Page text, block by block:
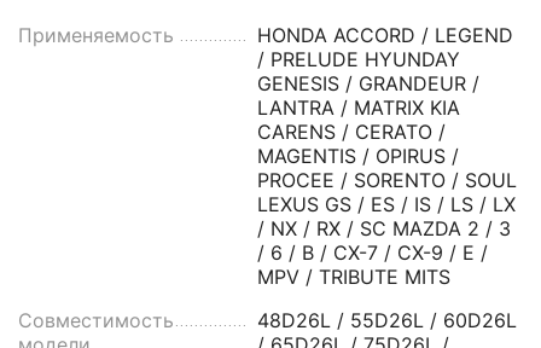
Применяемость
HONDA ACCORD / LEGEND
/ PRELUDE HYUNDAY
GENESIS / GRANDEUR /
LANTRA / MATRIX KIA
CARENS / CERATO /
MAGENTIS / OPIRUS /
PROCEE / SORENTO / SOUL
LEXUS GS / ES / IS / LS / LX
/ NX / RX / SC MAZDA 2 / 3
/ 6 / B / CX-7 / CX-9 / E /
MPV / TRIBUTE MITS
Совместимость
48D26L / 55D26L / 60D26L